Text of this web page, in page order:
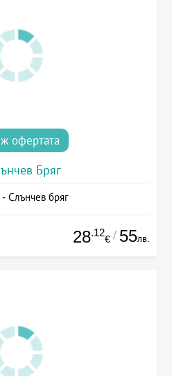
офертата
Бряг
Слънчев бряг
28.12
€ / 55лв.